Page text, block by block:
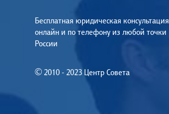
Бесплатная юридическая консультация
онлайн и по телефону из любой точки
России
© 2010 - 2023 Центр Совета